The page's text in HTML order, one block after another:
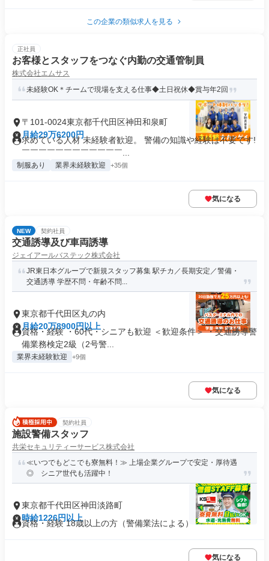
この企業の類似求人を見る
正社員
お客様とスタッフをつなぐ内勤の交通管制員
株式会社エムサス
未経験OK＊チームで現場を支える仕事◆土日祝休◆賞与年2回
〒101-0024東京都千代田区神田和泉町
月給29万6200円
求めている人材 未経験者歓迎。 警備の知識や経験は不要です!
￣￣￣￣￣￣￣￣￣￣￣￣...
制服あり 業界未経験歓迎 +35個
気になる
NEW 契約社員
交通誘導及び車両誘導
ジェイアールバステック株式会社
JR東日本グループで新規スタッフ募集 駅チカ／長期安定／警備・
交通誘導 学歴不問・年齢不問...
東京都千代田区丸の内
月給20万8900円以上
資格・経験 ・60代・シニアも歓迎 ＜歓迎条件＞ ・交通誘導警
備業務検定2級（2号警...
業界未経験歓迎 +9個
気になる
契約社員
施設警備スタッフ
共栄セキュリティーサービス株式会社
≪いつでもどこでも寮無料！≫ 上場企業グループで安定・厚待遇
◎ シニア世代も活躍中！
東京都千代田区神田淡路町
時給1226円以上
資格・経験 18歳以上の方（警備業法による）
気になる